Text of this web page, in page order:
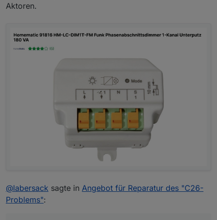
Aktoren.
@labersack sagte in Angebot für Reparatur des "C26-
Problems":